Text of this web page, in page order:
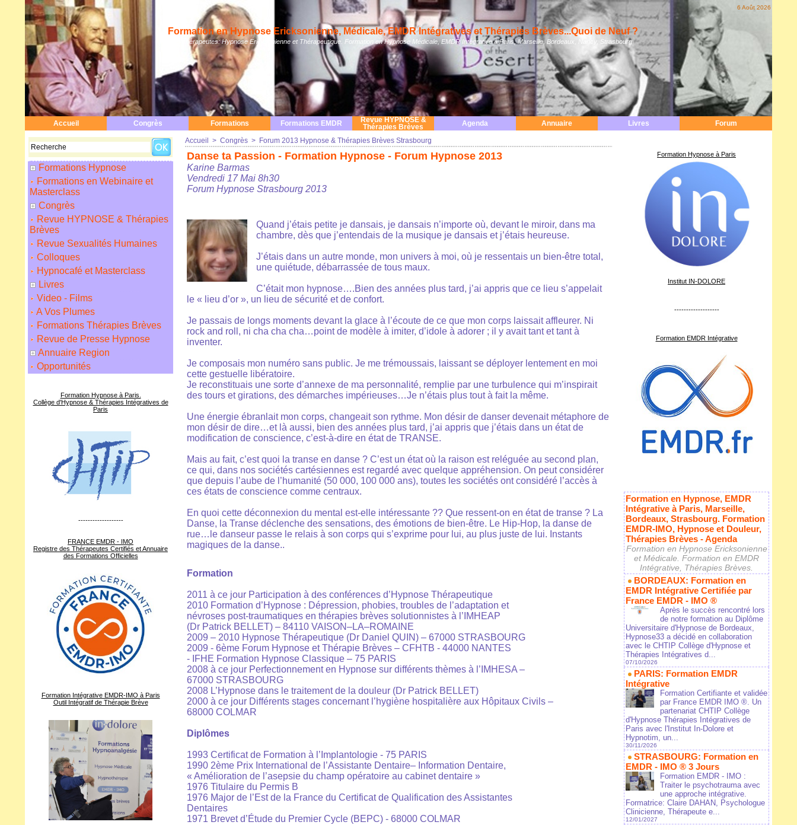
6 Août 2026
Formation en Hypnose Ericksonienne, Médicale, EMDR Intégratives et Thérapies Brèves...Quoi de Neuf ?
Hypnothérapeutes: Hypnose Ericksonienne et Thérapeutique. Formation en Hypnose Médicale, EMDR Intégrative à Paris, Marseille, Bordeaux, Nancy, Strasbourg
Accueil Congrès Formations Formations EMDR
Revue HYPNOSE &
Thérapies Brèves
Agenda Annuaire Livres Forum
Formations Hypnose
Formations en Webinaire et
Masterclass
Congrès
Revue HYPNOSE & Thérapies
Brèves
Revue Sexualités Humaines
Colloques
Hypnocafé et Masterclass
Livres
Video - Films
A Vos Plumes
Formations Thérapies Brèves
Revue de Presse Hypnose
Annuaire Region
Opportunités
Formation Hypnose à Paris.
Collège d'Hypnose & Thérapies Intégratives de
Paris
-------------------
FRANCE EMDR - IMO
Registre des Thérapeutes Certifiés et Annuaire
des Formations Officielles
Formation Intégrative EMDR-IMO à Paris
Outil Intégratif de Thérapie Brève
Accueil > Congrès > Forum 2013 Hypnose & Thérapies Brèves Strasbourg
Danse ta Passion - Formation Hypnose - Forum Hypnose 2013
Karine Barmas
Vendredi 17 Mai 8h30
Forum Hypnose Strasbourg 2013
Quand j’étais petite je dansais, je dansais n’importe où, devant le miroir, dans ma
chambre, dès que j’entendais de la musique je dansais et j’étais heureuse.
J’étais dans un autre monde, mon univers à moi, où je ressentais un bien-être total,
une quiétude, débarrassée de tous maux.
C’était mon hypnose….Bien des années plus tard, j’ai appris que ce lieu s’appelait
le « lieu d’or », un lieu de sécurité et de confort.
Je passais de longs moments devant la glace à l’écoute de ce que mon corps laissait affleurer. Ni
rock and roll, ni cha cha cha…point de modèle à imiter, d’idole à adorer ; il y avait tant et tant à
inventer.
Je composais mon numéro sans public. Je me trémoussais, laissant se déployer lentement en moi
cette gestuelle libératoire.
Je reconstituais une sorte d’annexe de ma personnalité, remplie par une turbulence qui m’inspirait
des tours et girations, des démarches impérieuses…Je n’étais plus tout à fait la même.
Une énergie ébranlait mon corps, changeait son rythme. Mon désir de danser devenait métaphore de
mon désir de dire…et là aussi, bien des années plus tard, j’ai appris que j’étais dans un état de
modification de conscience, c’est-à-dire en état de TRANSE.
Mais au fait, c’est quoi la transe en danse ? C’est un état où la raison est reléguée au second plan,
ce qui, dans nos sociétés cartésiennes est regardé avec quelque appréhension. On peut considérer
que depuis l’aube de l’humanité (50 000, 100 000 ans), toutes les sociétés ont considéré l’accès à
ces états de conscience comme centraux.
En quoi cette déconnexion du mental est-elle intéressante ?? Que ressent-on en état de transe ? La
Danse, la Transe déclenche des sensations, des émotions de bien-être. Le Hip-Hop, la danse de
rue…le danseur passe le relais à son corps qui s’exprime pour lui, au plus juste de lui. Instants
magiques de la danse..
Formation
2011 à ce jour Participation à des conférences d’Hypnose Thérapeutique
2010 Formation d’Hypnose : Dépression, phobies, troubles de l’adaptation et
névroses post-traumatiques en thérapies brèves solutionnistes à l’IMHEAP
(Dr Patrick BELLET) – 84110 VAISON–LA–ROMAINE
2009 – 2010 Hypnose Thérapeutique (Dr Daniel QUIN) – 67000 STRASBOURG
2009 - 6ème Forum Hypnose et Thérapie Brèves – CFHTB - 44000 NANTES
- IFHE Formation Hypnose Classique – 75 PARIS
2008 à ce jour Perfectionnement en Hypnose sur différents thèmes à l’IMHESA –
67000 STRASBOURG
2008 L’Hypnose dans le traitement de la douleur (Dr Patrick BELLET)
2000 à ce jour Différents stages concernant l’hygiène hospitalière aux Hôpitaux Civils –
68000 COLMAR
Diplômes
1993 Certificat de Formation à l’Implantologie - 75 PARIS
1990 2ème Prix International de l’Assistante Dentaire– Information Dentaire,
« Amélioration de l’asepsie du champ opératoire au cabinet dentaire »
1976 Titulaire du Permis B
1976 Major de l’Est de la France du Certificat de Qualification des Assistantes
Dentaires
1971 Brevet d’Étude du Premier Cycle (BEPC) - 68000 COLMAR
Formation Hypnose à Paris
Institut IN-DOLORE
-------------------
Formation EMDR Intégrative
Formation en Hypnose, EMDR
Intégrative à Paris, Marseille,
Bordeaux, Strasbourg. Formation
EMDR-IMO, Hypnose et Douleur,
Thérapies Brèves - Agenda
Formation en Hypnose Ericksonienne
et Médicale. Formation en EMDR
Intégrative, Thérapies Brèves.
BORDEAUX: Formation en
EMDR Intégrative Certifiée par
France EMDR - IMO ®
Après le succès rencontré lors
de notre formation au Diplôme
Universitaire d'Hypnose de Bordeaux,
Hypnose33 a décidé en collaboration
avec le CHTIP Collège d'Hypnose et
Thérapies Intégratives d...
07/10/2026
PARIS: Formation EMDR
Intégrative
Formation Certifiante et validée
par France EMDR IMO ®. Un
partenariat CHTIP Collège
d'Hypnose Thérapies Intégratives de
Paris avec l'Institut In-Dolore et
Hypnotim, un...
30/11/2026
STRASBOURG: Formation en
EMDR - IMO ® 3 Jours
Formation EMDR - IMO :
Traiter le psychotrauma avec
une approche intégrative.
Formatrice: Claire DAHAN, Psychologue
Clinicienne, Thérapeute e...
12/01/2027